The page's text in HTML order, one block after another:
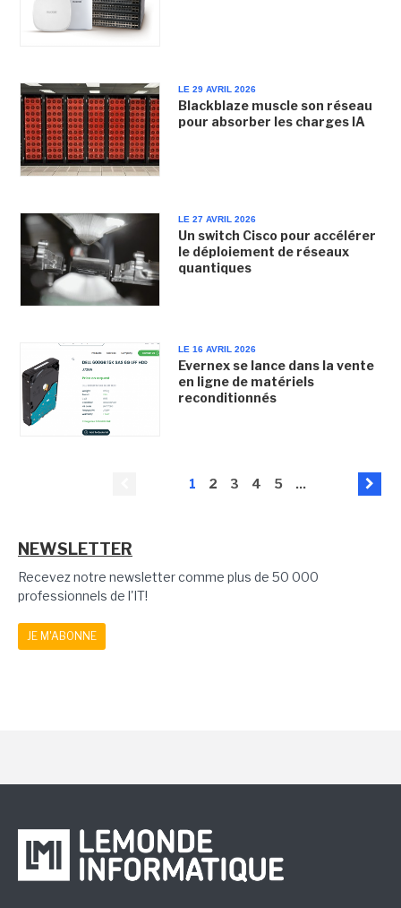
LE 29 AVRIL 2026
Blackblaze muscle son réseau
pour absorber les charges IA
LE 27 AVRIL 2026
Un switch Cisco pour accélérer
le déploiement de réseaux
quantiques
LE 16 AVRIL 2026
Evernex se lance dans la vente
en ligne de matériels
reconditionnés
1 2 3 4 5 ...
NEWSLETTER
Recevez notre newsletter comme plus de 50 000
professionnels de l'IT!
JE M'ABONNE